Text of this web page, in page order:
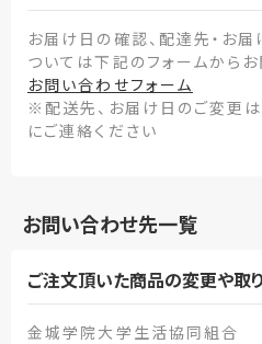
お届け日の確認、配達先・お
ついては下記のフォームからお
お問い合わせフォーム
※配送先、お届け日のご変更
にご連絡ください
お問い合わせ先一覧
ご注文頂いた商品の変更や取
金城学院大学生活協同組合